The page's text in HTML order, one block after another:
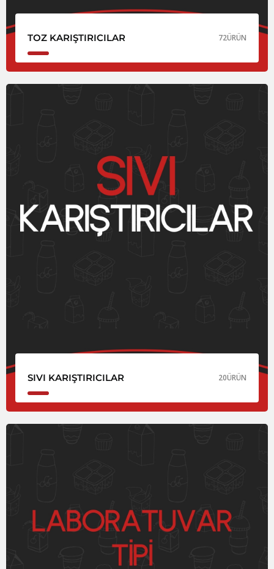
TOZ KARIŞTIRICILAR 72ÜRÜN
SIVI KARIŞTIRICILAR 20ÜRÜN